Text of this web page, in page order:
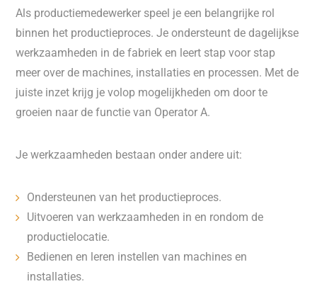
Als productiemedewerker speel je een belangrijke rol
binnen het productieproces. Je ondersteunt de dagelijkse
werkzaamheden in de fabriek en leert stap voor stap
meer over de machines, installaties en processen. Met de
juiste inzet krijg je volop mogelijkheden om door te
groeien naar de functie van Operator A.
Je werkzaamheden bestaan onder andere uit:
Ondersteunen van het productieproces.
Uitvoeren van werkzaamheden in en rondom de
productielocatie.
Bedienen en leren instellen van machines en
installaties.